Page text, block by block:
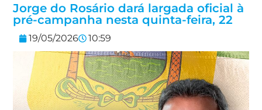
Jorge do Rosário dará largada oficial à
pré-campanha nesta quinta-feira, 22
19/05/2026 10:59